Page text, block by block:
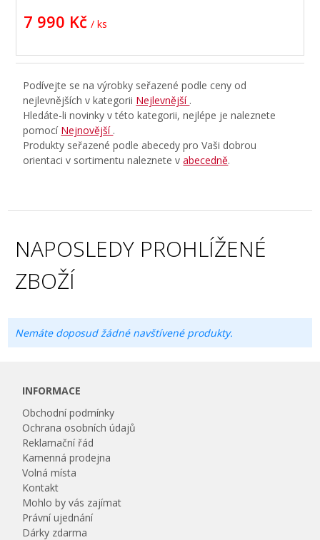
7 990 Kč / ks
Podívejte se na výrobky seřazené podle ceny od
nejlevnějších v kategorii Nejlevnější .
Hledáte-li novinky v této kategorii, nejlépe je naleznete
pomocí Nejnovější .
Produkty seřazené podle abecedy pro Vaši dobrou
orientaci v sortimentu naleznete vabecedně.
NAPOSLEDY PROHLÍŽENÉ
ZBOŽÍ
Nemáte doposud žádné navštívené produkty.
INFORMACE
Obchodní podmínky
Ochrana osobních údajů
Reklamační řád
Kamenná prodejna
Volná místa
Kontakt
Mohlo by vás zajímat
Právní ujednání
Dárky zdarma